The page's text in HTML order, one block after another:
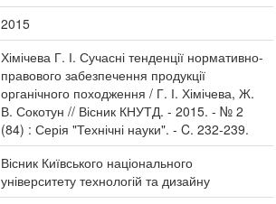
2015
Хімічева Г. І. Сучасні тенденції нормативно-
правового забезпечення продукції
органічного походження / Г. І. Хімічева, Ж.
В. Сокотун // Вісник КНУТД. - 2015. - № 2
(84) : Серія "Технічні науки". - C. 232-239.
Вісник Київського національного
університету технологій та дизайну